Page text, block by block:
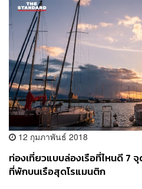
12 กุมภาพันธ์ 2018
ท่องเที่ยวแบบล่องเรือที่ไหนดี 7
ที่พักบนเรือสุดโรแมนติก